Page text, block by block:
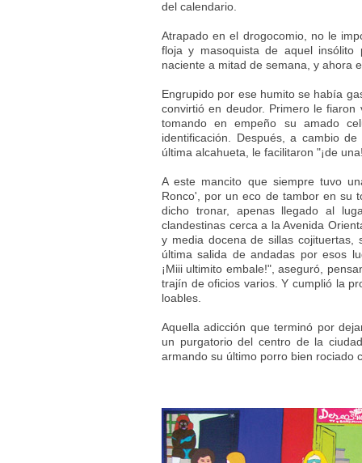
del calendario.
Atrapado en el drogocomio, no le
floja y masoquista de aquel
naciente a mitad de semana, y ahora
Engrupido por ese humito se había
convirtió en deudor. Primero le
tomando en empeño su amado
identificación. Después, a cambio
última alcahueta, le facilitaron "¡de
A este mancito que siempre tuvo
Ronco', por un eco de tambor en su
dicho tronar, apenas llegado al
clandestinas cerca a la Avenida
y media docena de sillas
última salida de andadas por esos
¡Miii ultimito embale!", aseguró,
trajín de oficios varios. Y cumplió la
loables.
Aquella adicción que terminó por
un purgatorio del centro de la
armando su último porro bien rociado